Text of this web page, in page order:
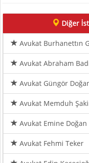
Diğer
Avukat Burhanettın
Avukat Abraham
Avukat Güngör
Avukat Memduh
Avukat Emine Doğan
Avukat Fehmi Teker